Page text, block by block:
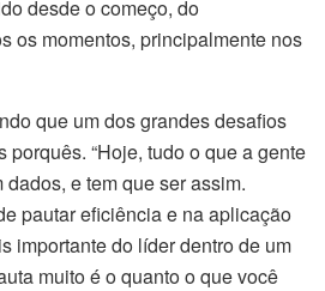
desde o começo, do
os momentos, principalmente nos
que um dos grandes desafios
porquês. “Hoje, tudo o que a gente
e tem que ser assim.
pautar eficiência e na aplicação
importante do líder dentro de um
muito é o quanto o que você